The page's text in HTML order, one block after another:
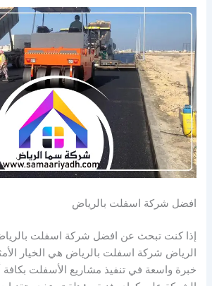
افضل شركة اسفلت بالرياض
إذا كنت تبحث عن افضل شركة اسفلت
الرياض شركة اسفلت بالرياض هي الخيار
خبرة واسعة في تنفيذ مشاريع الأسفلت بكافة